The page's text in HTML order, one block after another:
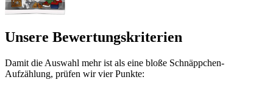
Unsere Bewertungskriterien
Damit die Auswahl mehr ist als eine bloße Schnäppchen-
Aufzählung, prüfen wir vier Punkte: